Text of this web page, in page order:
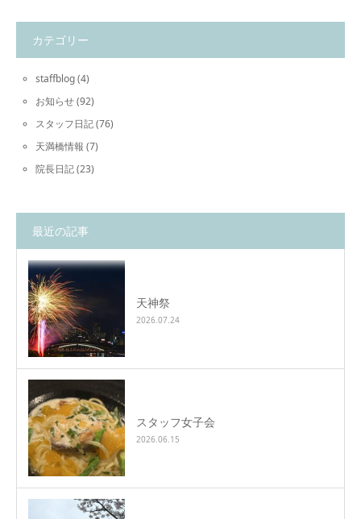
カテゴリー
staffblog(4)
お知らせ(92)
スタッフ日記(76)
天満橋情報 (7)
院長日記(23)
最近の記事
天神祭
2026.07.24
スタッフ女子会
2026.06.15